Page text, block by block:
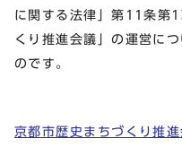
に関する法律」第11条第
くり推進会議」の運営に
のです。
京都市歴史まちづくり推進